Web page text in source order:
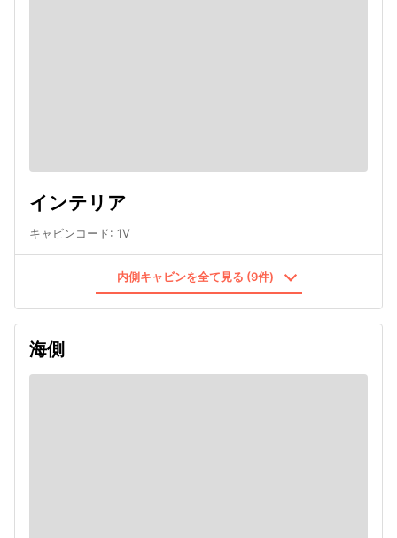
インテリア
キャビンコード: 1V
内側キャビンを全て見る (9件)
海側